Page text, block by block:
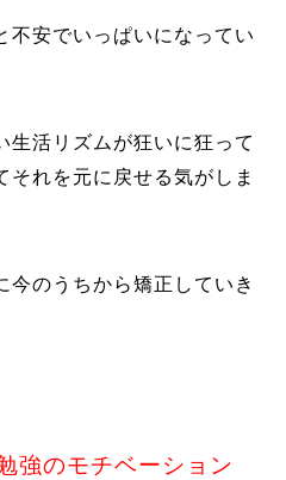
不安でいっぱいになってい
生活リズムが狂いに狂って
れを元に戻せる気がしま
のうちから矯正していき
勉強のモチベーション